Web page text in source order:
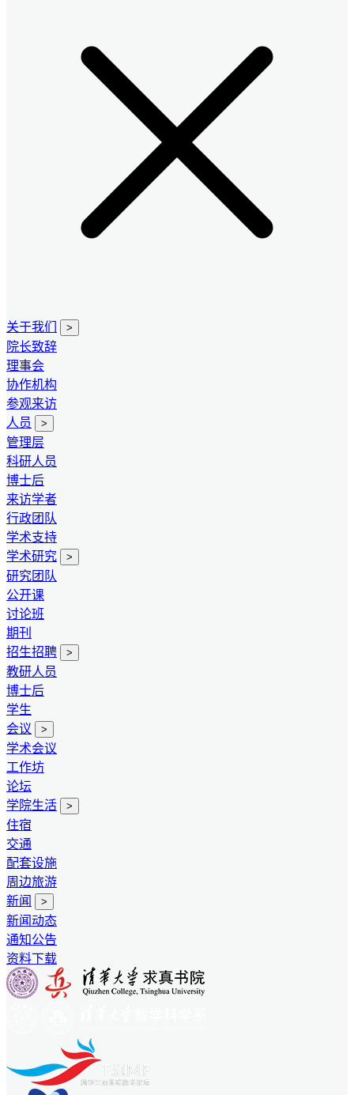
关于我们 >
院长致辞
理事会
协作机构
参观来访
人员
>
管理层
科研人员
博士后
来访学者
行政团队
学术支持
学术研究
>
研究团队
公开课
讨论班
期刊
招生招聘
>
教研人员
博士后
学生
会议
>
学术会议
工作坊
论坛
学院生活
>
住宿
交通
配套设施
周边旅游
新闻
>
新闻动态
通知公告
资料下载